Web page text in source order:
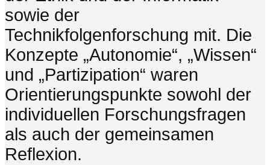
sowie der
Technikfolgenforschung mit. Die
Konzepte „Autonomie“, „Wissen“
und „Partizipation“ waren
Orientierungspunkte sowohl der
individuellen Forschungsfragen
als auch der gemeinsamen
Reflexion.